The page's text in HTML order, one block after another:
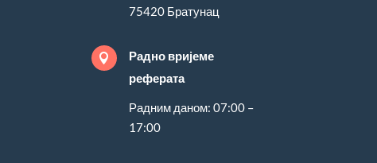
75420 Братунац

Радно вријеме
реферата
Радним даном: 07:00 –
17:00